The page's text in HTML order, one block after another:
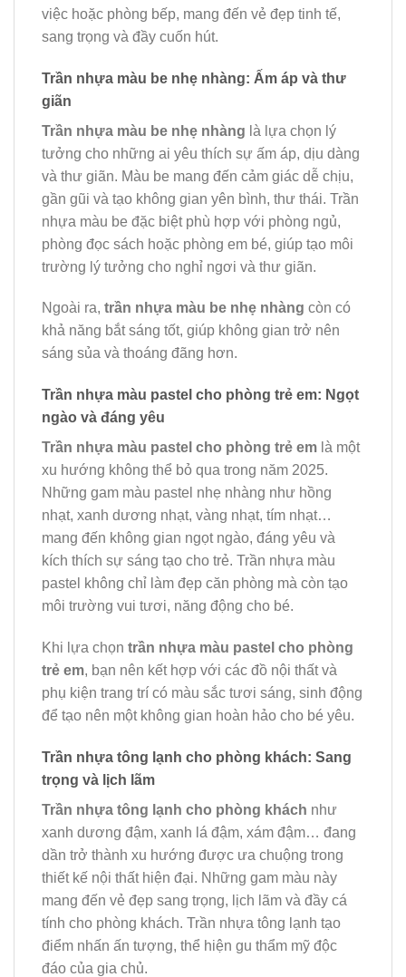
việc hoặc phòng bếp, mang đến vẻ đẹp tinh tế,
sang trọng và đầy cuốn hút.
Trần nhựa màu be nhẹ nhàng: Ấm áp và thư
giãn
Trần nhựa màu be nhẹ nhàng là lựa chọn lý
tưởng cho những ai yêu thích sự ấm áp, dịu dàng
và thư giãn. Màu be mang đến cảm giác dễ chịu,
gần gũi và tạo không gian yên bình, thư thái. Trần
nhựa màu be đặc biệt phù hợp với phòng ngủ,
phòng đọc sách hoặc phòng em bé, giúp tạo môi
trường lý tưởng cho nghỉ ngơi và thư giãn.
Ngoài ra, trần nhựa màu be nhẹ nhàng còn có
khả năng bắt sáng tốt, giúp không gian trở nên
sáng sủa và thoáng đãng hơn.
Trần nhựa màu pastel cho phòng trẻ em: Ngọt
ngào và đáng yêu
Trần nhựa màu pastel cho phòng trẻ em là một
xu hướng không thể bỏ qua trong năm 2025.
Những gam màu pastel nhẹ nhàng như hồng
nhạt, xanh dương nhạt, vàng nhạt, tím nhạt…
mang đến không gian ngọt ngào, đáng yêu và
kích thích sự sáng tạo cho trẻ. Trần nhựa màu
pastel không chỉ làm đẹp căn phòng mà còn tạo
môi trường vui tươi, năng động cho bé.
Khi lựa chọn trần nhựa màu pastel cho phòng
trẻ em, bạn nên kết hợp với các đồ nội thất và
phụ kiện trang trí có màu sắc tươi sáng, sinh động
để tạo nên một không gian hoàn hảo cho bé yêu.
Trần nhựa tông lạnh cho phòng khách: Sang
trọng và lịch lãm
Trần nhựa tông lạnh cho phòng khách như
xanh dương đậm, xanh lá đậm, xám đậm… đang
dần trở thành xu hướng được ưa chuộng trong
thiết kế nội thất hiện đại. Những gam màu này
mang đến vẻ đẹp sang trọng, lịch lãm và đầy cá
tính cho phòng khách. Trần nhựa tông lạnh tạo
điểm nhấn ấn tượng, thể hiện gu thẩm mỹ độc
đáo của gia chủ.